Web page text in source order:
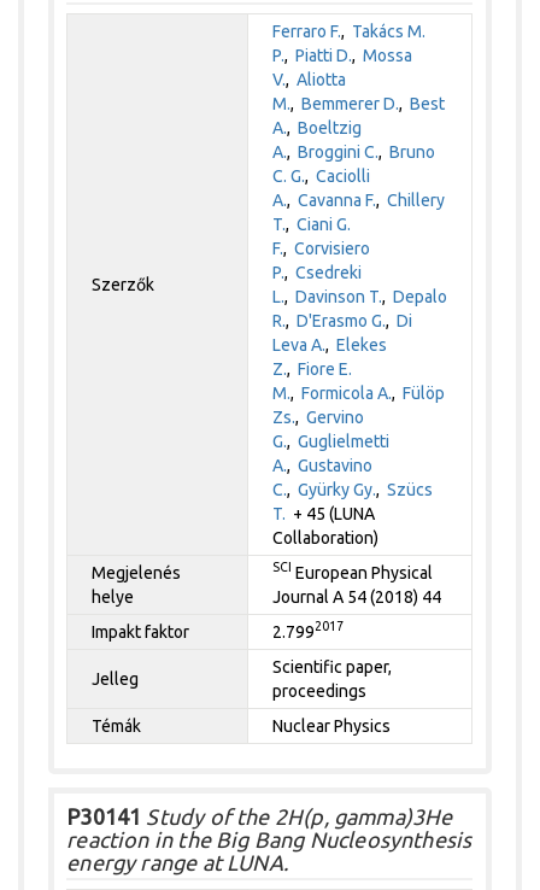
Szerzők
Ferraro F., Takács M.
P.,Piatti D.,Mossa
V.,Aliotta
M.,Bemmerer D.,Best
A.,Boeltzig
A.,Broggini C.,Bruno
C. G.,Caciolli
A.,Cavanna F.,Chillery
T.,Ciani G.
F.,Corvisiero
P.,Csedreki
L.,Davinson T.,Depalo
R.,D'Erasmo G.,Di
Leva A.,Elekes
Z.,Fiore E.
M.,Formicola A.,Fülöp
Zs.,Gervino
G.,Guglielmetti
A.,Gustavino
C.,Gyürky Gy.,Szücs
T. + 45 (LUNA
Collaboration)
Megjelenés
helye
SCI European Physical
Journal A 54 (2018) 44
Impakt faktor
2.7992017
Jelleg
Scientific paper,
proceedings
Témák
Nuclear Physics
P30141 Study of the 2H(p, gamma)3He
reaction in the Big Bang Nucleosynthesis
energy range at LUNA.